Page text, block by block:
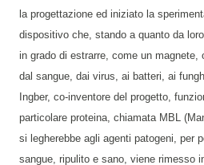
la progettazione ed iniziato la
dispositivo che, stando a quanto da
in grado di estrarre, come un magnete,
dal sangue, dai virus, ai batteri, ai
Ingber, co-inventore del progetto,
particolare proteina, chiamata MBL
si legherebbe agli agenti patogeni, per
sangue, ripulito e sano, viene rimesso